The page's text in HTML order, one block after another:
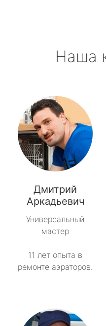
Наша
Дмитрий
Аркадьевич
Универсальный
мастер
11 лет опыта в
ремонте аэраторов.